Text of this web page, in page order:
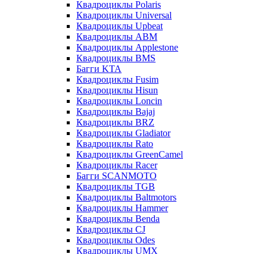
Квадроциклы Polaris
Квадроциклы Universal
Квадроциклы Upbeat
Квадроциклы ABM
Квадроциклы Applestone
Квадроциклы BMS
Багги KTA
Квадроциклы Fusim
Квадроциклы Hisun
Квадроциклы Loncin
Квадроциклы Bajaj
Квадроциклы BRZ
Квадроциклы Gladiator
Квадроциклы Rato
Квадроциклы GreenCamel
Квадроциклы Racer
Багги SCANMOTO
Квадроциклы TGB
Квадроциклы Baltmotors
Квадроциклы Hammer
Квадроциклы Benda
Квадроциклы CJ
Квадроциклы Odes
Квадроциклы UMX